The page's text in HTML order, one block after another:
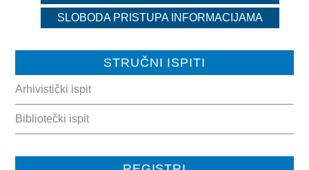
SLOBODA PRISTUPA INFORMACIJAMA
STRUČNI ISPITI
Arhivistički ispit
Bibliotečki ispit
DOKUMENTI
OBRASCI
JAVNE NABAVKE
OSTALO
ZAŠTITA LIČNIH PODATKAKA